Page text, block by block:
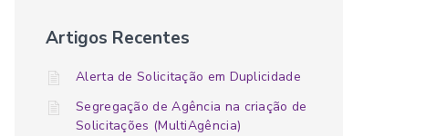
Artigos Recentes
Alerta de Solicitação em Duplicidade
Segregação de Agência na criação de
Solicitações (MultiAgência)